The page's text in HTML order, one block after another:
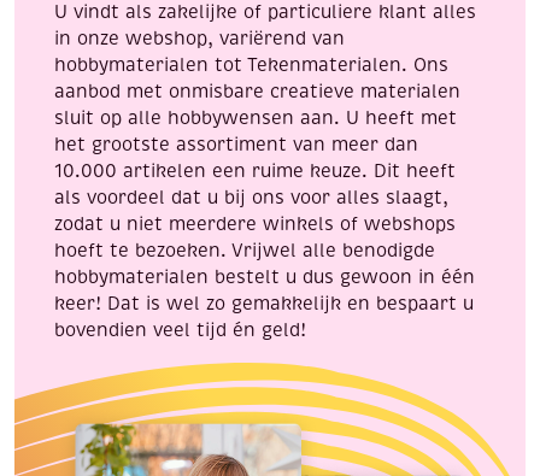
penseel
napjes
verf,
aantal
Vlinder
U vindt als zakelijke of particuliere klant alles
in onze webshop, variërend van
hobbymaterialen tot Tekenmaterialen. Ons
aanbod met onmisbare creatieve materialen
sluit op alle hobbywensen aan. U heeft met
het grootste assortiment van meer dan
10.000 artikelen een ruime keuze. Dit heeft
als voordeel dat u bij ons voor alles slaagt,
zodat u niet meerdere winkels of webshops
hoeft te bezoeken. Vrijwel alle benodigde
hobbymaterialen bestelt u dus gewoon in één
keer! Dat is wel zo gemakkelijk en bespaart u
bovendien veel tijd én geld!